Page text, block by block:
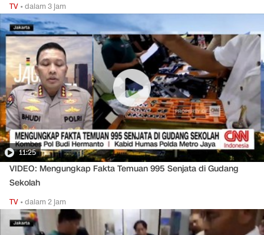
TV •dalam 3 jam
11:25
VIDEO: Mengungkap Fakta Temuan 995 Senjata di Gudang
Sekolah
TV •dalam 2 jam